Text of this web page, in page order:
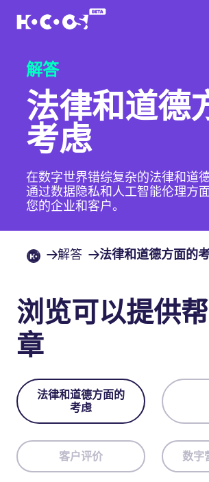
解答
法律和道德
考虑
在数字世界错综复杂的法律和道
通过数据隐私和人工智能伦理方
您的企业和客户。
解答 法律和道德方面的
浏览可以提供
章
法律和道德方面的
考虑
客户评价 数字